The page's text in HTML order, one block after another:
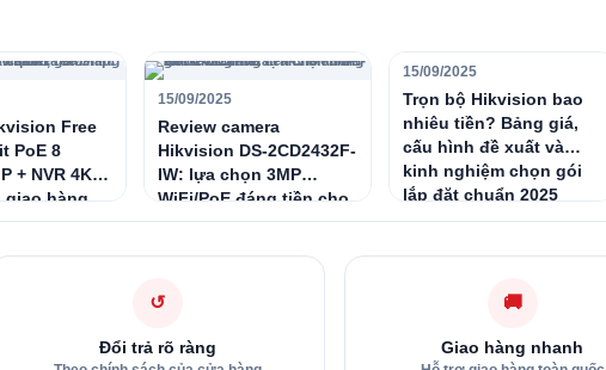
Free
PoE 8
+ NVR 4K,
giao hàng
quốc
15/09/2025
Review camera
Hikvision DS-2CD2432F-
IW: lựa chọn 3MP
WiFi/PoE đáng tiền cho
không gian trong nhà
15/09/2025
Trọn bộ Hikvision bao
nhiêu tiền? Bảng giá,
cấu hình đề xuất và
kinh nghiệm chọn gói
lắp đặt chuẩn 2025
↺
Đổi trả rõ ràng
🚚
Giao hàng nhanh